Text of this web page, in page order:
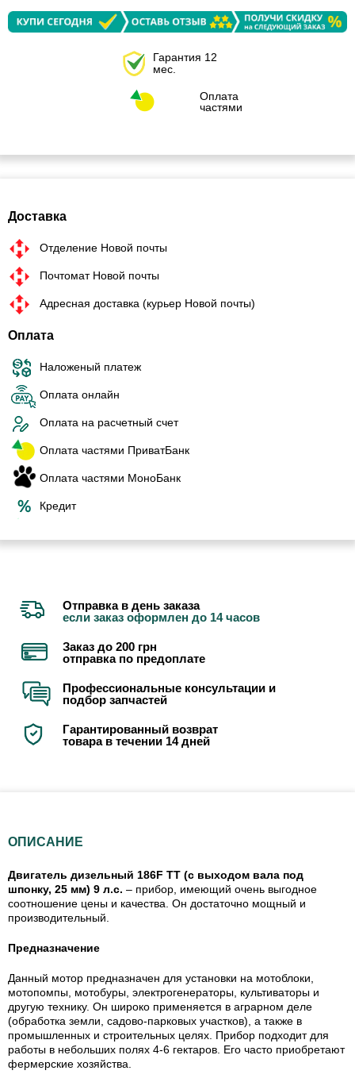
Гарантия 12
мес.
Оплата
частями
Доставка
Отделение Новой почты
Почтомат Новой почты
Адресная доставка (курьер Новой почты)
Оплата
Наложеный платеж
Оплата онлайн
Оплата на расчетный счет
Оплата частями ПриватБанк
Оплата частями МоноБанк
Кредит
Отправка в день заказа
если заказ оформлен до 14 часов
Заказ до 200 грн
отправка по предоплате
Профессиональные консультации и
подбор запчастей
Гарантированный возврат
товара в течении 14 дней
ОПИСАНИЕ
Двигатель дизельный 186F ТТ (с выходом вала под
шпонку, 25 мм) 9 л.с. – прибор, имеющий очень выгодное
соотношение цены и качества. Он достаточно мощный и
производительный.
Предназначение
Данный мотор предназначен для установки на мотоблоки,
мотопомпы, мотобуры, электрогенераторы, культиваторы и
другую технику. Он широко применяется в аграрном деле
(обработка земли, садово-парковых участков), а также в
промышленных и строительных целях. Прибор подходит для
работы в небольших полях 4-6 гектаров. Его часто приобретают
фермерские хозяйства.